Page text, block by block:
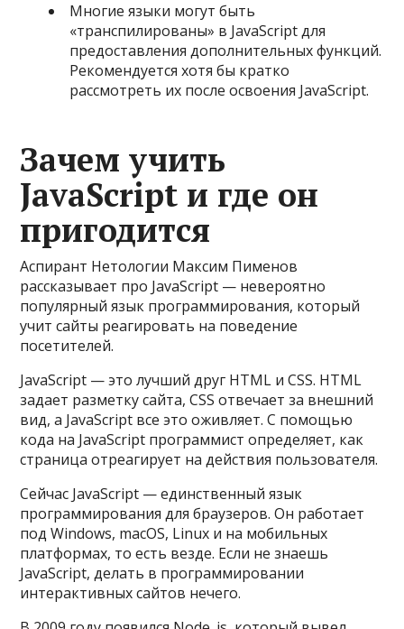
Многие языки могут быть
«транспилированы» в JavaScript для
предоставления дополнительных функций.
Рекомендуется хотя бы кратко
рассмотреть их после освоения JavaScript.
Зачем учить
JavaScript и где он
пригодится
Аспирант Нетологии Максим Пименов
рассказывает про JavaScript — невероятно
популярный язык программирования, который
учит сайты реагировать на поведение
посетителей.
JavaScript — это лучший друг HTML и CSS. HTML
задает разметку сайта, CSS отвечает за внешний
вид, а JavaScript все это оживляет. С помощью
кода на JavaScript программист определяет, как
страница отреагирует на действия пользователя.
Сейчас JavaScript — единственный язык
программирования для браузеров. Он работает
под Windows, macOS, Linux и на мобильных
платформах, то есть везде. Если не знаешь
JavaScript, делать в программировании
интерактивных сайтов нечего.